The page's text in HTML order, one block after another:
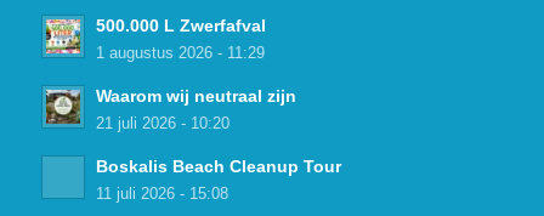
500.000 L Zwerfafval
1 augustus 2026 - 11:29
Waarom wij neutraal zijn
21 juli 2026 - 10:20
Boskalis Beach Cleanup Tour
11 juli 2026 - 15:08